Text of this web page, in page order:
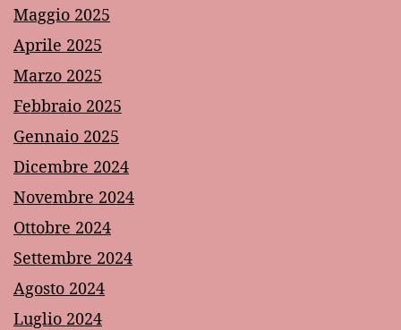
Maggio 2025
Aprile 2025
Marzo 2025
Febbraio 2025
Gennaio 2025
Dicembre 2024
Novembre 2024
Ottobre 2024
Settembre 2024
Agosto 2024
Luglio 2024